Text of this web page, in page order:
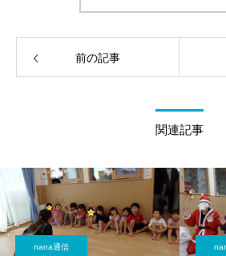
前の記事
関連記事
nana通信